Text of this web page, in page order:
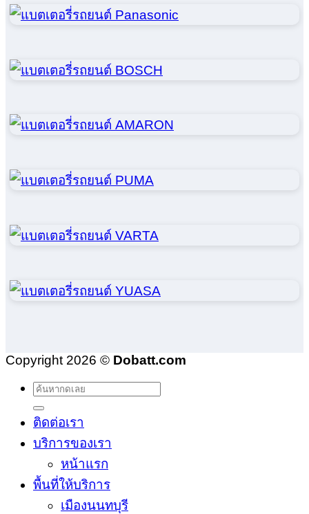
Copyright 2026 © Dobatt.com
ติดต่อเรา
บริการของเรา
หน้าแรก
พื้นที่ให้บริการ
เมืองนนทบุรี